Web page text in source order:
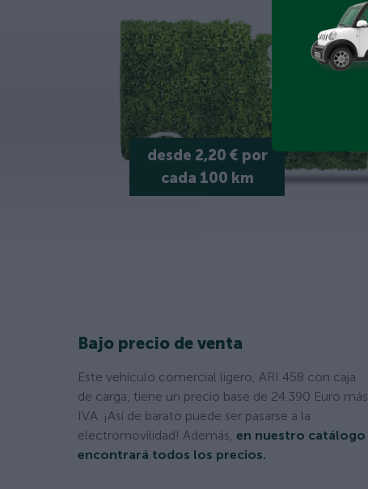
desde 2,20 € por
cada 100 km
Bajo precio de venta
Este vehículo comercial ligero, ARI 458 con caja
de carga, tiene un precio base de 24.390 Euro más
IVA. ¡Así de barato puede ser pasarse a la
electromovilidad! Además, en nuestro catálogo
encontrará todos los precios.